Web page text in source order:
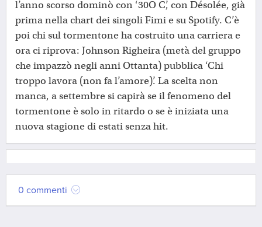
l’anno scorso dominò con ‘30O C’, con Désolée, già
prima nella chart dei singoli Fimi e su Spotify. C’è
poi chi sul tormentone ha costruito una carriera e
ora ci riprova: Johnson Righeira (metà del gruppo
che impazzò negli anni Ottanta) pubblica ‘Chi
troppo lavora (non fa l’amore)’. La scelta non
manca, a settembre si capirà se il fenomeno del
tormentone è solo in ritardo o se è iniziata una
nuova stagione di estati senza hit.
0 commenti